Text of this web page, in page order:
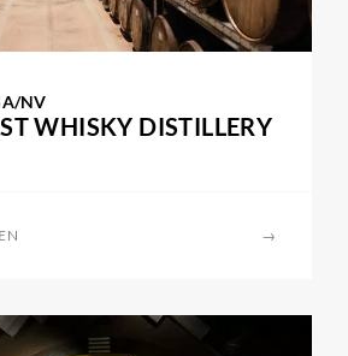
NV
WHISKY DISTILLERY
→